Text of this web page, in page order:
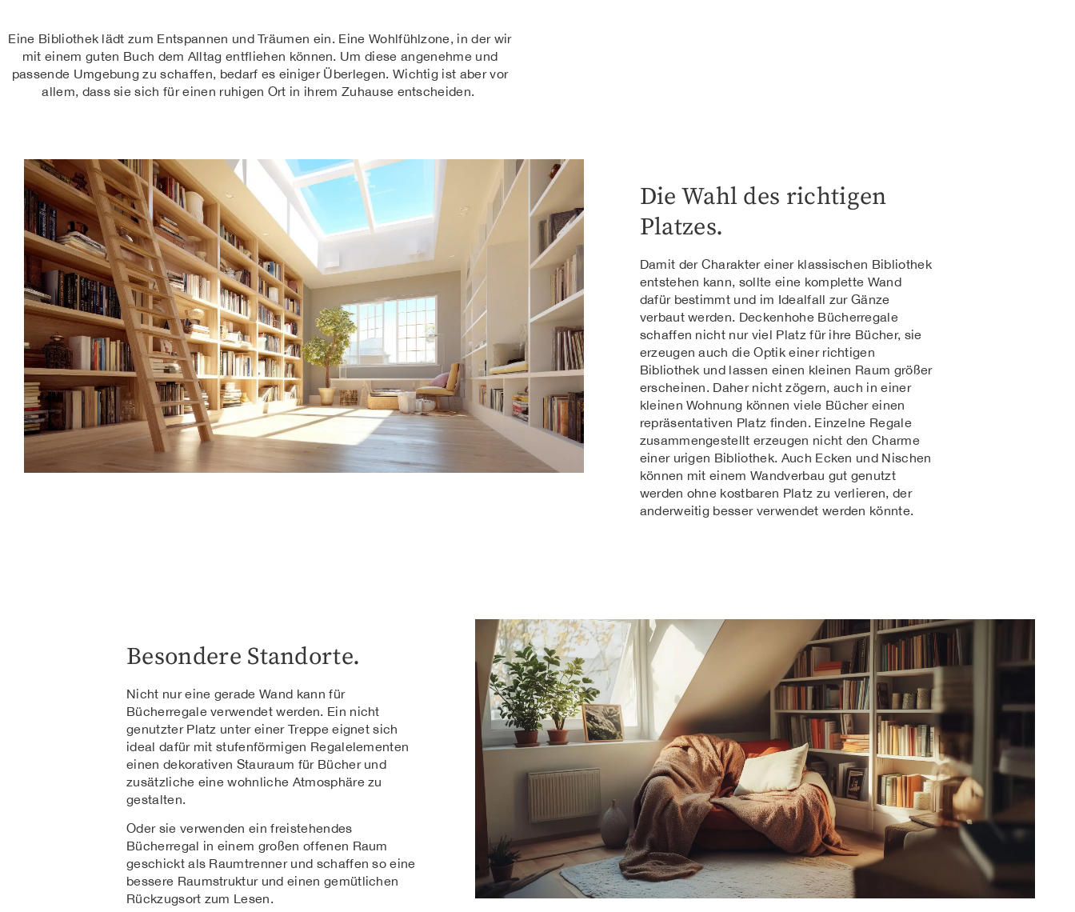
Eine Bibliothek lädt zum Entspannen und Träumen ein. Eine Wohlfühlzone, in der wir
mit einem guten Buch dem Alltag entfliehen können. Um diese angenehme und
passende Umgebung zu schaffen, bedarf es einiger Überlegen. Wichtig ist aber vor
allem, dass sie sich für einen ruhigen Ort in ihrem Zuhause entscheiden.
Die Wahl des richtigen
Platzes.
Damit der Charakter einer klassischen Bibliothek
entstehen kann, sollte eine komplette Wand
dafür bestimmt und im Idealfall zur Gänze
verbaut werden. Deckenhohe Bücherregale
schaffen nicht nur viel Platz für ihre Bücher, sie
erzeugen auch die Optik einer richtigen
Bibliothek und lassen einen kleinen Raum größer
erscheinen. Daher nicht zögern, auch in einer
kleinen Wohnung können viele Bücher einen
repräsentativen Platz finden. Einzelne Regale
zusammengestellt erzeugen nicht den Charme
einer urigen Bibliothek. Auch Ecken und Nischen
können mit einem Wandverbau gut genutzt
werden ohne kostbaren Platz zu verlieren, der
anderweitig besser verwendet werden könnte.
Besondere Standorte.
Nicht nur eine gerade Wand kann für
Bücherregale verwendet werden. Ein nicht
genutzter Platz unter einer Treppe eignet sich
ideal dafür mit stufenförmigen Regalelementen
einen dekorativen Stauraum für Bücher und
zusätzliche eine wohnliche Atmosphäre zu
gestalten.
Oder sie verwenden ein freistehendes
Bücherregal in einem großen offenen Raum
geschickt als Raumtrenner und schaffen so eine
bessere Raumstruktur und einen gemütlichen
Rückzugsort zum Lesen.